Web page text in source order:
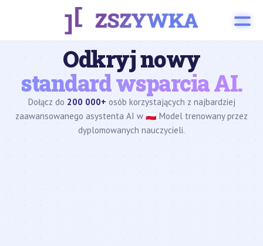
Odkryj nowy
standard wsparcia AI.
Dołącz do 200 000+ osób korzystających z najbardziej
zaawansowanego asystenta AI w 🇵🇱 Model trenowany przez
dyplomowanych nauczycieli.